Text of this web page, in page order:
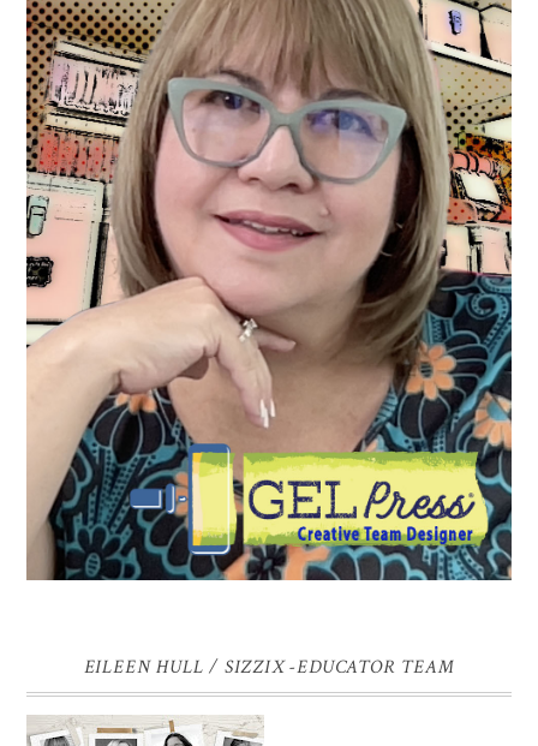
EILEEN HULL / SIZZIX -EDUCATOR TEAM